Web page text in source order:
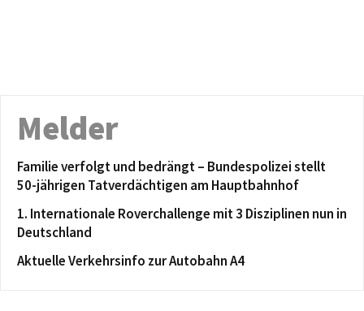
Melder
Familie verfolgt und bedrängt – Bundespolizei stellt
50-jährigen Tatverdächtigen am Hauptbahnhof
1. Internationale Roverchallenge mit 3 Disziplinen nun in
Deutschland
Aktuelle Verkehrsinfo zur Autobahn A4